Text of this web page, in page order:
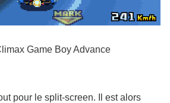
Game Boy Advance
pour le split-screen. Il est alors